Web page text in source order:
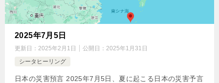
2025年7月5日
更新日： 2025年2月1日 公開日： 2025年1月31日
シータヒーリング
日本の災害預言 2025年7月5日、夏に起こる日本の災害予言